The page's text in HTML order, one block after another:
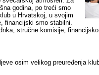
godina, po treći smo
u Hrvatskoj, u svojim
financijski smo stabilni.
stručne komisije,
osim velikog preuređenja